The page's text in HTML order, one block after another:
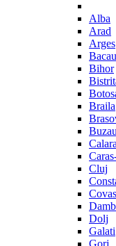
Alba
Arad
Arges
Bacau
Bihor
Braila
Buzau
Cluj
Dolj
Galati
Gorj